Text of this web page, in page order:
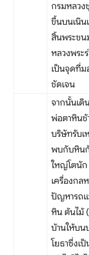
กรมหลวง
ขึ้นบนเนิน
สิ้นพระชน
หลวงพระ
เป็นจุดที่ม
ชัดเจน
จากนั้นเดิ
พ่อตาหินช้
บริษัทรับเ
พบกับหินก้
ใหญ่โตนัก
เครื่องกล
ปัญหารถแ
หิน ต้นไม้
บ้านให้บน
โยธาซึ่งเ